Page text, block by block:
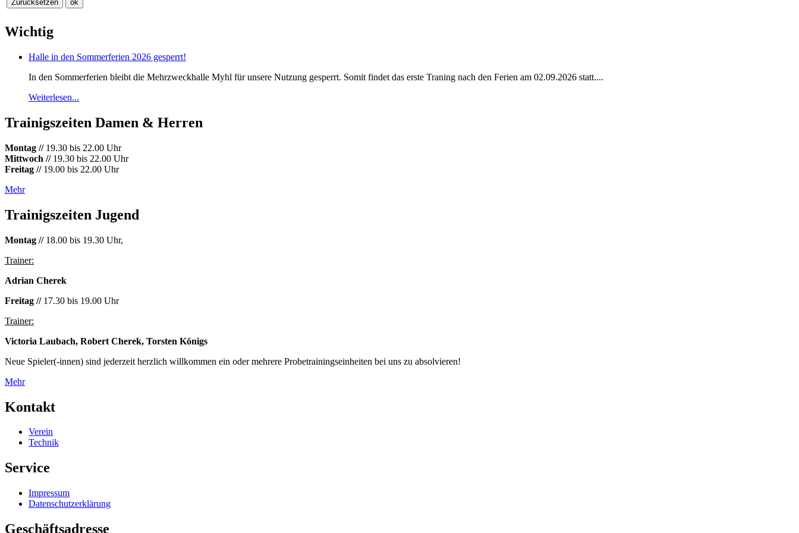
Wichtig
Halle in den Sommerferien 2026 gesperrt!
In den Sommerferien bleibt die Mehrzweckhalle Myhl für unsere Nutzung gesperrt. Somit findet das erste Traning nach den Ferien am 02.09.2026 statt....
Weiterlesen...
Trainigszeiten Damen & Herren
Montag //19.30 bis 22.00 Uhr
Mittwoch //19.30 bis 22.00 Uhr
Freitag // 19.00 bis 22.00 Uhr
Mehr
Trainigszeiten Jugend
Montag //18.00 bis 19.30 Uhr,
Trainer:
Adrian Cherek
Freitag //17.30 bis 19.00 Uhr
Trainer:
Victoria Laubach, Robert Cherek, Torsten Königs
Neue Spieler(-innen) sind jederzeit herzlich willkommen ein oder mehrere Probetrainingseinheiten bei uns zu absolvieren!
Mehr
Kontakt
Verein
Technik
Service
Impressum
Datenschutzerklärung
Geschäftsadresse